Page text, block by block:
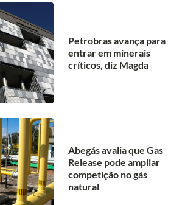
Petrobras avança para
entrar em minerais
críticos, diz Magda
Abegás avalia que Gas
Release pode ampliar
competição no gás
natural